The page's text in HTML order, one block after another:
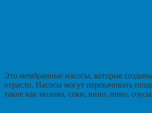
Это мембранные насосы, которые
отрасли. Насосы могут перекачивать
такие как молоко, соки, вино, пиво,